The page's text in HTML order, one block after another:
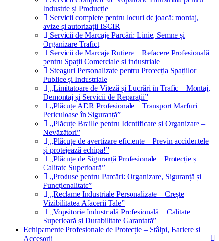
Industrie și Producție
Servicii complete pentru locuri de joacă: montaj,
avize și autorizații ISCIR
Servicii de Marcaje Parcări: Linie, Semne și
Organizare Trafict
Servicii de Marcaje Rutiere – Refacere Profesională
pentru Spații Comerciale si industriale
Steaguri Personalizate pentru Protecția Spațiilor
Publice și Industriale
„Limitatoare de Viteză și Lucrări în Trafic – Montaj,
Demontaj și Servicii de Reparații”
„Plăcuțe ADR Profesionale – Transport Marfuri
Periculoase în Siguranță”
„Plăcuțe Braille pentru Identificare și Organizare –
Nevăzători”
„Plăcuțe de avertizare eficiente – Previn accidentele
și protejează echipa!”
„Plăcuțe de Siguranță Profesionale – Protecție și
Calitate Superioară”
„Produse pentru Parcări: Organizare, Siguranță și
Funcționalitate”
„Reclame Industriale Personalizate – Crește
Vizibilitatea Afacerii Tale”
„Vopsitorie Industrială Profesională – Calitate
Superioară și Durabilitate Garantată”
Echipamente Profesionale de Protecție – Stâlpi, Bariere și
Accesorii